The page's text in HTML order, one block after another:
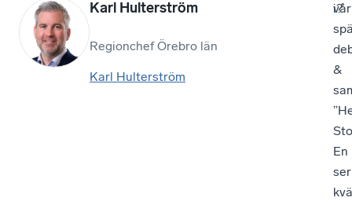
Karl Hulterström
Regionchef Örebro län
Karl Hulterström
vår
&
En
i?